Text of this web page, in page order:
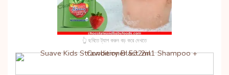
👆 ছবিতে ট্যাপ করুন বড় করে দেখতে